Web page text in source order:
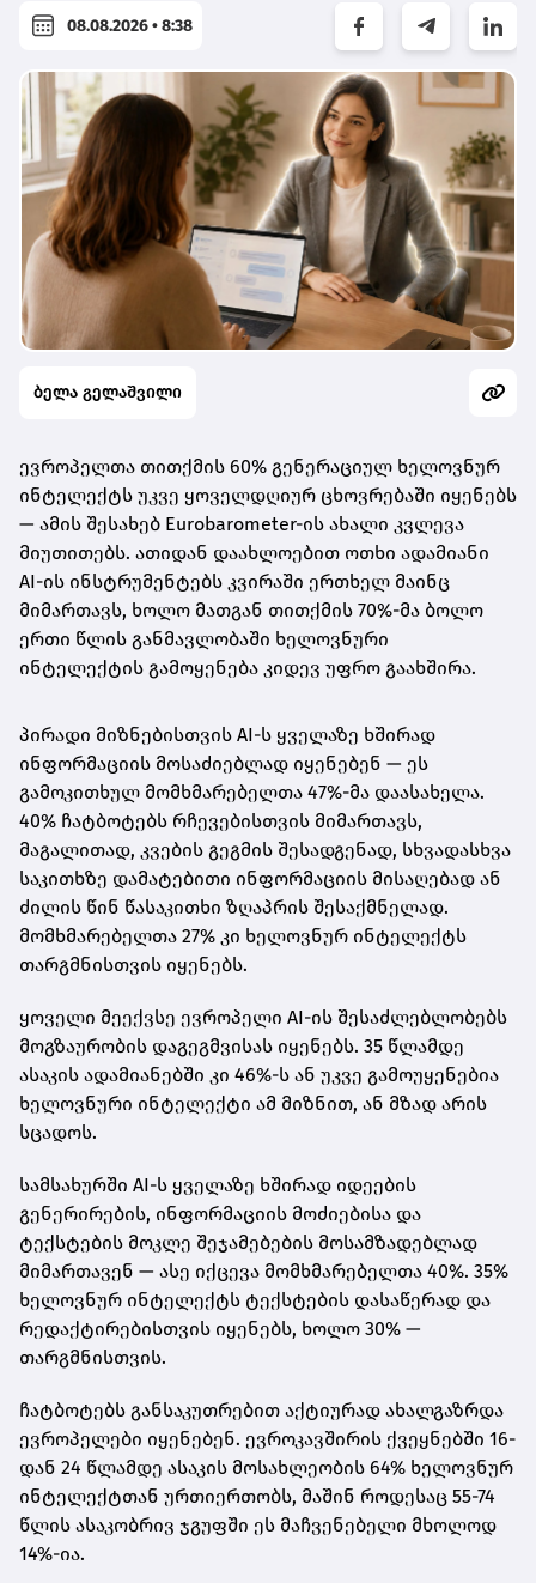
08.08.2026 • 8:38
ბელა გელაშვილი
ევროპელთა თითქმის 60% გენერაციულ ხელოვნურ
ინტელექტს უკვე ყოველდღიურ ცხოვრებაში იყენებს
— ამის შესახებ Eurobarometer-ის ახალი კვლევა
მიუთითებს. ათიდან დაახლოებით ოთხი ადამიანი
AI-ის ინსტრუმენტებს კვირაში ერთხელ მაინც
მიმართავს, ხოლო მათგან თითქმის 70%-მა ბოლო
ერთი წლის განმავლობაში ხელოვნური
ინტელექტის გამოყენება კიდევ უფრო გაახშირა.
პირადი მიზნებისთვის AI-ს ყველაზე ხშირად
ინფორმაციის მოსაძიებლად იყენებენ — ეს
გამოკითხულ მომხმარებელთა 47%-მა დაასახელა.
40% ჩატბოტებს რჩევებისთვის მიმართავს,
მაგალითად, კვების გეგმის შესადგენად, სხვადასხვა
საკითხზე დამატებითი ინფორმაციის მისაღებად ან
ძილის წინ წასაკითხი ზღაპრის შესაქმნელად.
მომხმარებელთა 27% კი ხელოვნურ ინტელექტს
თარგმნისთვის იყენებს.
ყოველი მეექვსე ევროპელი AI-ის შესაძლებლობებს
მოგზაურობის დაგეგმვისას იყენებს. 35 წლამდე
ასაკის ადამიანებში კი 46%-ს ან უკვე გამოუყენებია
ხელოვნური ინტელექტი ამ მიზნით, ან მზად არის
სცადოს.
სამსახურში AI-ს ყველაზე ხშირად იდეების
გენერირების, ინფორმაციის მოძიებისა და
ტექსტების მოკლე შეჯამებების მოსამზადებლად
მიმართავენ — ასე იქცევა მომხმარებელთა 40%. 35%
ხელოვნურ ინტელექტს ტექსტების დასაწერად და
რედაქტირებისთვის იყენებს, ხოლო 30% —
თარგმნისთვის.
ჩატბოტებს განსაკუთრებით აქტიურად ახალგაზრდა
ევროპელები იყენებენ. ევროკავშირის ქვეყნებში 16-
დან 24 წლამდე ასაკის მოსახლეობის 64% ხელოვნურ
ინტელექტთან ურთიერთობს, მაშინ როდესაც 55-74
წლის ასაკობრივ ჯგუფში ეს მაჩვენებელი მხოლოდ
14%-ია.